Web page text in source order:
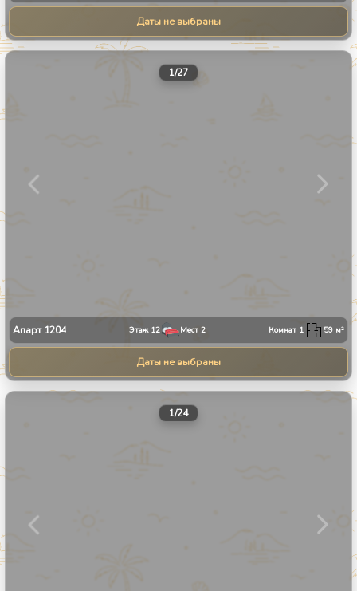
Даты не выбраны
1/27
Апарт 1204 Этаж 12 Мест 2 Комнат 1 59 м²
Даты не выбраны
1/24